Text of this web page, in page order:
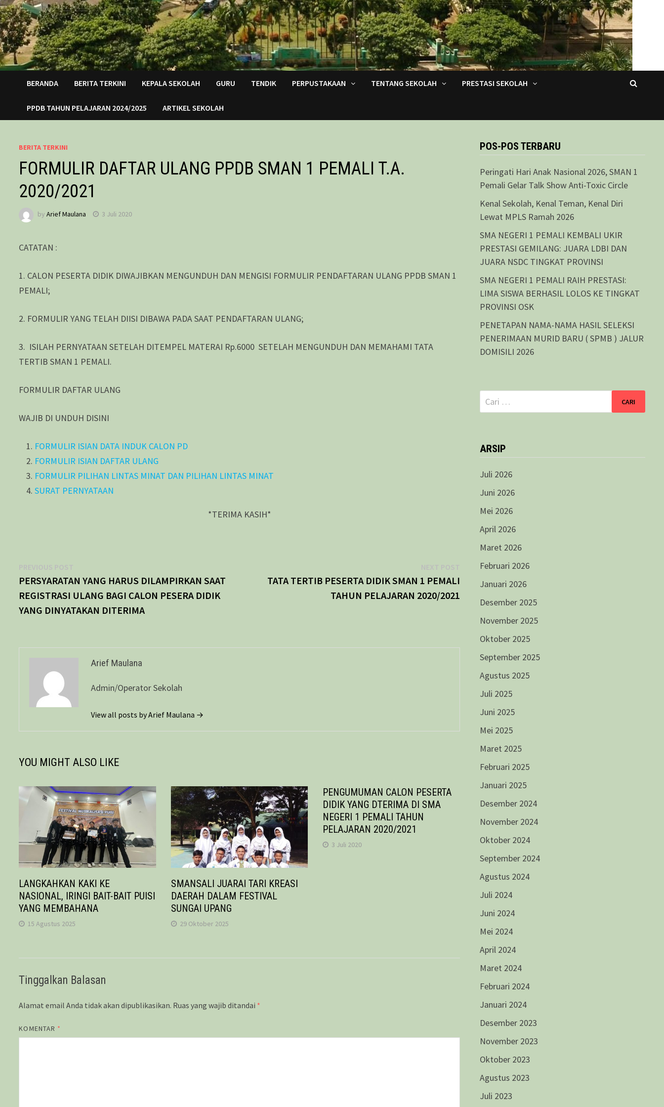
BERANDA BERITA TERKINI KEPALA SEKOLAH GURU TENDIK PERPUSTAKAAN TENTANG SEKOLAH PRESTASI SEKOLAH
PPDB TAHUN PELAJARAN 2024/2025 ARTIKEL SEKOLAH
BERITA TERKINI
FORMULIR DAFTAR ULANG PPDB SMAN 1 PEMALI T.A.
2020/2021
byArief Maulana 3 Juli 2020
CATATAN :
1. CALON PESERTA DIDIK DIWAJIBKAN MENGUNDUH DAN MENGISI FORMULIR PENDAFTARAN ULANG PPDB SMAN 1
PEMALI;
2. FORMULIR YANG TELAH DIISI DIBAWA PADA SAAT PENDAFTARAN ULANG;
3. ISILAH PERNYATAAN SETELAH DITEMPEL MATERAI Rp.6000 SETELAH MENGUNDUH DAN MEMAHAMI TATA
TERTIB SMAN 1 PEMALI.
FORMULIR DAFTAR ULANG
WAJIB DI UNDUH DISINI
FORMULIR ISIAN DATA INDUK CALON PD
FORMULIR ISIAN DAFTAR ULANG
FORMULIR PILIHAN LINTAS MINAT DAN PILIHAN LINTAS MINAT
SURAT PERNYATAAN
*TERIMA KASIH*
Navigasi
pos
PREVIOUS POST
post:
PERSYARATAN YANG HARUS DILAMPIRKAN SAAT
REGISTRASI ULANG BAGI CALON PESERA DIDIK
YANG DINYATAKAN DITERIMA
NEXT POSTNext
post:
TATA TERTIB PESERTA DIDIK SMAN 1 PEMALI
TAHUN PELAJARAN 2020/2021
Arief Maulana
Admin/Operator Sekolah
View all posts by Arief Maulana →
YOU MIGHT ALSO LIKE
LANGKAHKAN KAKI KE
NASIONAL, IRINGI BAIT-BAIT PUISI
YANG MEMBAHANA
15 Agustus 2025
SMANSALI JUARAI TARI KREASI
DAERAH DALAM FESTIVAL
SUNGAI UPANG
29 Oktober 2025
PENGUMUMAN CALON PESERTA
DIDIK YANG DTERIMA DI SMA
NEGERI 1 PEMALI TAHUN
PELAJARAN 2020/2021
3 Juli 2020
Tinggalkan Balasan
Alamat email Anda tidak akan dipublikasikan. Ruas yang wajib ditandai *
KOMENTAR *
POS-POS TERBARU
Peringati Hari Anak Nasional 2026, SMAN 1
Pemali Gelar Talk Show Anti-Toxic Circle
Kenal Sekolah, Kenal Teman, Kenal Diri
Lewat MPLS Ramah 2026
SMA NEGERI 1 PEMALI KEMBALI UKIR
PRESTASI GEMILANG: JUARA LDBI DAN
JUARA NSDC TINGKAT PROVINSI
SMA NEGERI 1 PEMALI RAIH PRESTASI:
LIMA SISWA BERHASIL LOLOS KE TINGKAT
PROVINSI OSK
PENETAPAN NAMA-NAMA HASIL SELEKSI
PENERIMAAN MURID BARU ( SPMB ) JALUR
DOMISILI 2026
Cari
untuk:
ARSIP
Juli 2026
Juni 2026
Mei 2026
April 2026
Maret 2026
Februari 2026
Januari 2026
Desember 2025
November 2025
Oktober 2025
September 2025
Agustus 2025
Juli 2025
Juni 2025
Mei 2025
Maret 2025
Februari 2025
Januari 2025
Desember 2024
November 2024
Oktober 2024
September 2024
Agustus 2024
Juli 2024
Juni 2024
Mei 2024
April 2024
Maret 2024
Februari 2024
Januari 2024
Desember 2023
November 2023
Oktober 2023
Agustus 2023
Juli 2023